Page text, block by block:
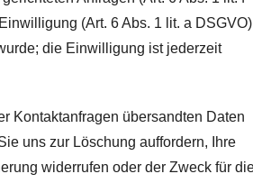
(Art. 6 Abs. 1 lit. a DSGVO)
die Einwilligung ist jederzeit
Kontaktanfragen übersandten Daten
uns zur Löschung auffordern, Ihre
widerrufen oder der Zweck für